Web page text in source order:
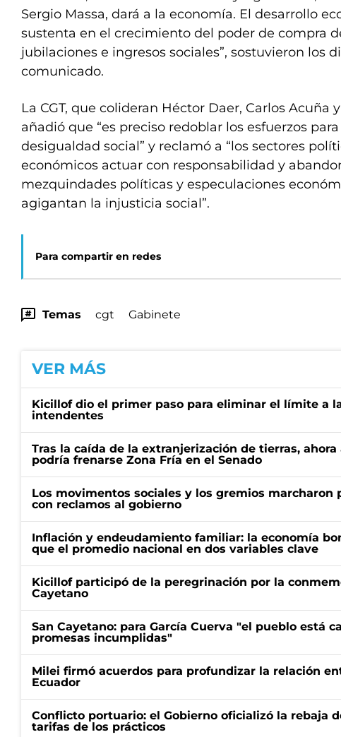
Sergio Massa, dará a la economía. El desarrollo
sustenta en el crecimiento del poder de compra
jubilaciones e ingresos sociales”, sostuvieron los
comunicado.
La CGT, que colideran Héctor Daer, Carlos Acuña
añadió que “es preciso redoblar los esfuerzos
desigualdad social” y reclamó a “los sectores
económicos actuar con responsabilidad y
mezquindades políticas y especulaciones
agigantan la injusticia social”.
Para compartir en redes
Temas cgt Gabinete
VER MÁS
Kicillof dio el primer paso para eliminar el límite a
intendentes
Tras la caída de la extranjerización de tierras,
podría frenarse Zona Fría en el Senado
Los movimentos sociales y los gremios marcharon
con reclamos al gobierno
Inflación y endeudamiento familiar: la economía
que el promedio nacional en dos variables clave
Kicillof participó de la peregrinación por la
Cayetano
San Cayetano: para García Cuerva "el pueblo está
promesas incumplidas"
Milei firmó acuerdos para profundizar la relación
Ecuador
Conflicto portuario: el Gobierno oficializó la rebaja
tarifas de los prácticos